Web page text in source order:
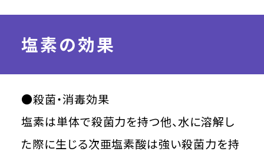
塩素の効果
●殺菌・消毒効果
塩素は単体で殺菌力を持つ他、水に溶解し
た際に生じる次亜塩素酸は強い殺菌力を持